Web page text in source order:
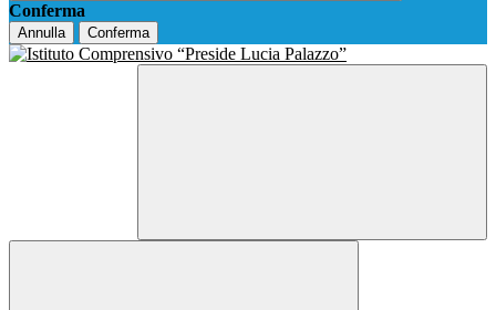
Conferma
Annulla Conferma